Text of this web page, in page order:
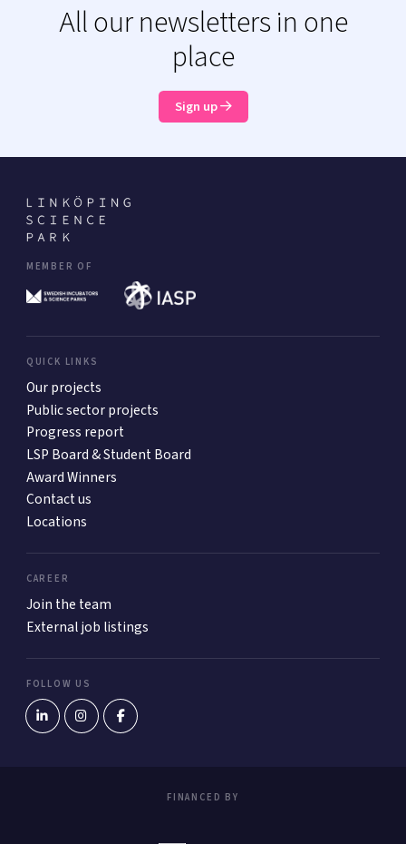
All our newsletters in one
place
Sign up
MEMBER OF
QUICK LINKS
Our projects
Public sector projects
Progress report
LSP Board & Student Board
Award Winners
Contact us
Locations
CAREER
Join the team
External job listings
FOLLOW US
FINANCED BY